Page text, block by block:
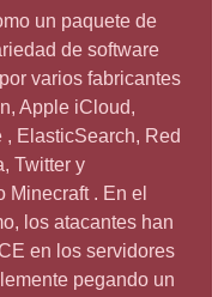
un paquete de
de software
varios fabricantes
Apple iCloud,
ElasticSearch, Red
Twitter y
Minecraft . En el
los atacantes han
en los servidores
pegando un